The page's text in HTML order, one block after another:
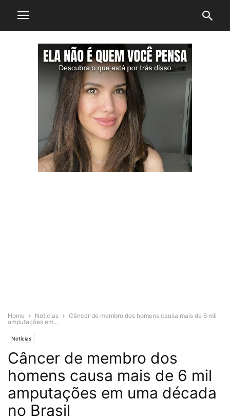
Home Notícias
Câncer de membro dos homens causa mais de 6 mil
amputações em...
Notícias
Câncer de membro dos
homens causa mais de 6 mil
amputações em uma década
no Brasil